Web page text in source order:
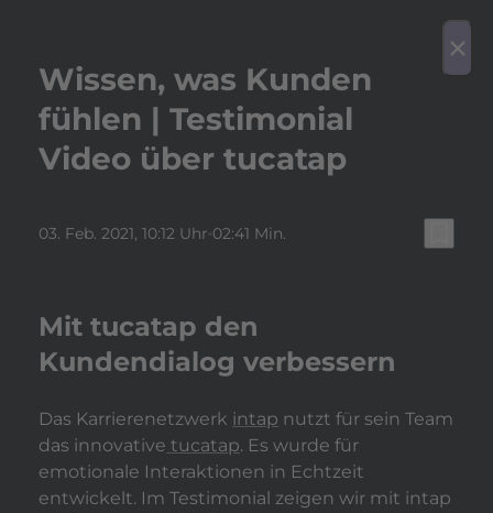
menu
Video
Wissen, was Kunden
fühlen | Testimonial
Video über tucatap
03. Feb. 2021, 10:12 Uhr 02:41 Min.
Mit tucatap den
Kundendialog verbessern
Das Karrierenetzwerk intap nutzt für sein Team
das innovative tucatap. Es wurde für
emotionale Interaktionen in Echtzeit
entwickelt. Im Testimonial zeigen wir mit intap
close